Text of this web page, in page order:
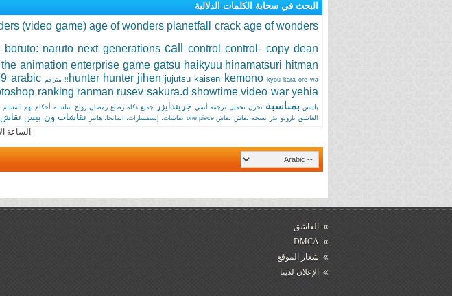
البحث في سحابة الكلمات الدلالية
(video game) age of wonders planetfall crack age of wonders
boruto: naruto next generations call control control- copy dean
animation enterprise game gatsu haikyuu hinamatsuri hitman
hunter hunter jihen jujutsu kaisen kemono kyou kara ore wa!! مترجم
arabic
ranking ranman rusev sakura.d showtime video war yehia
بليتش بمناسبة تحزن تحميل ترجمة أنمي جريندايزر جميع ذكاة رضاع رمضان زواج سلسلة أحكام تهم المسلم
العاشق ناروتو نذر نسخة نقاش نقاش one piece نقاشات، إستفسارات، المانجا، هانتر نقاشات ون بيس
الساعة
العاشق
DMCA
شعار الموقع
الإعلان لدينا